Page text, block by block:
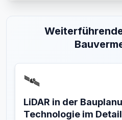
🛰️
LiDAR in der
Technologie im Detail